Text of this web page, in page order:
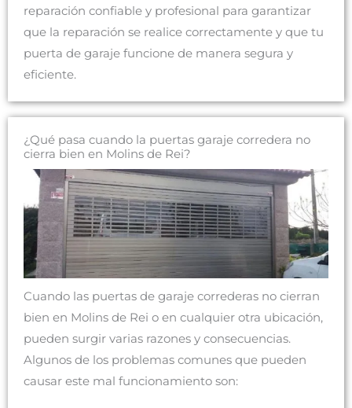
reparación confiable y profesional para garantizar
que la reparación se realice correctamente y que tu
puerta de garaje funcione de manera segura y
eficiente.
¿Qué pasa cuando la puertas garaje corredera no
cierra bien en Molins de Rei?
Cuando las puertas de garaje correderas no cierran
bien en Molins de Rei o en cualquier otra ubicación,
pueden surgir varias razones y consecuencias.
Algunos de los problemas comunes que pueden
causar este mal funcionamiento son: